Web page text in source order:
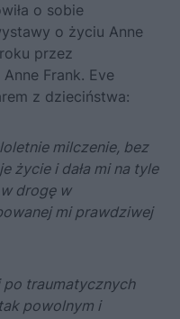
o sobie
o życiu Anne
przez
Frank. Eve
z dzieciństwa:
milczenie, bez
życie i dała mi na tyle
drogę w
mi prawdziwej
traumatycznych
powolnym i